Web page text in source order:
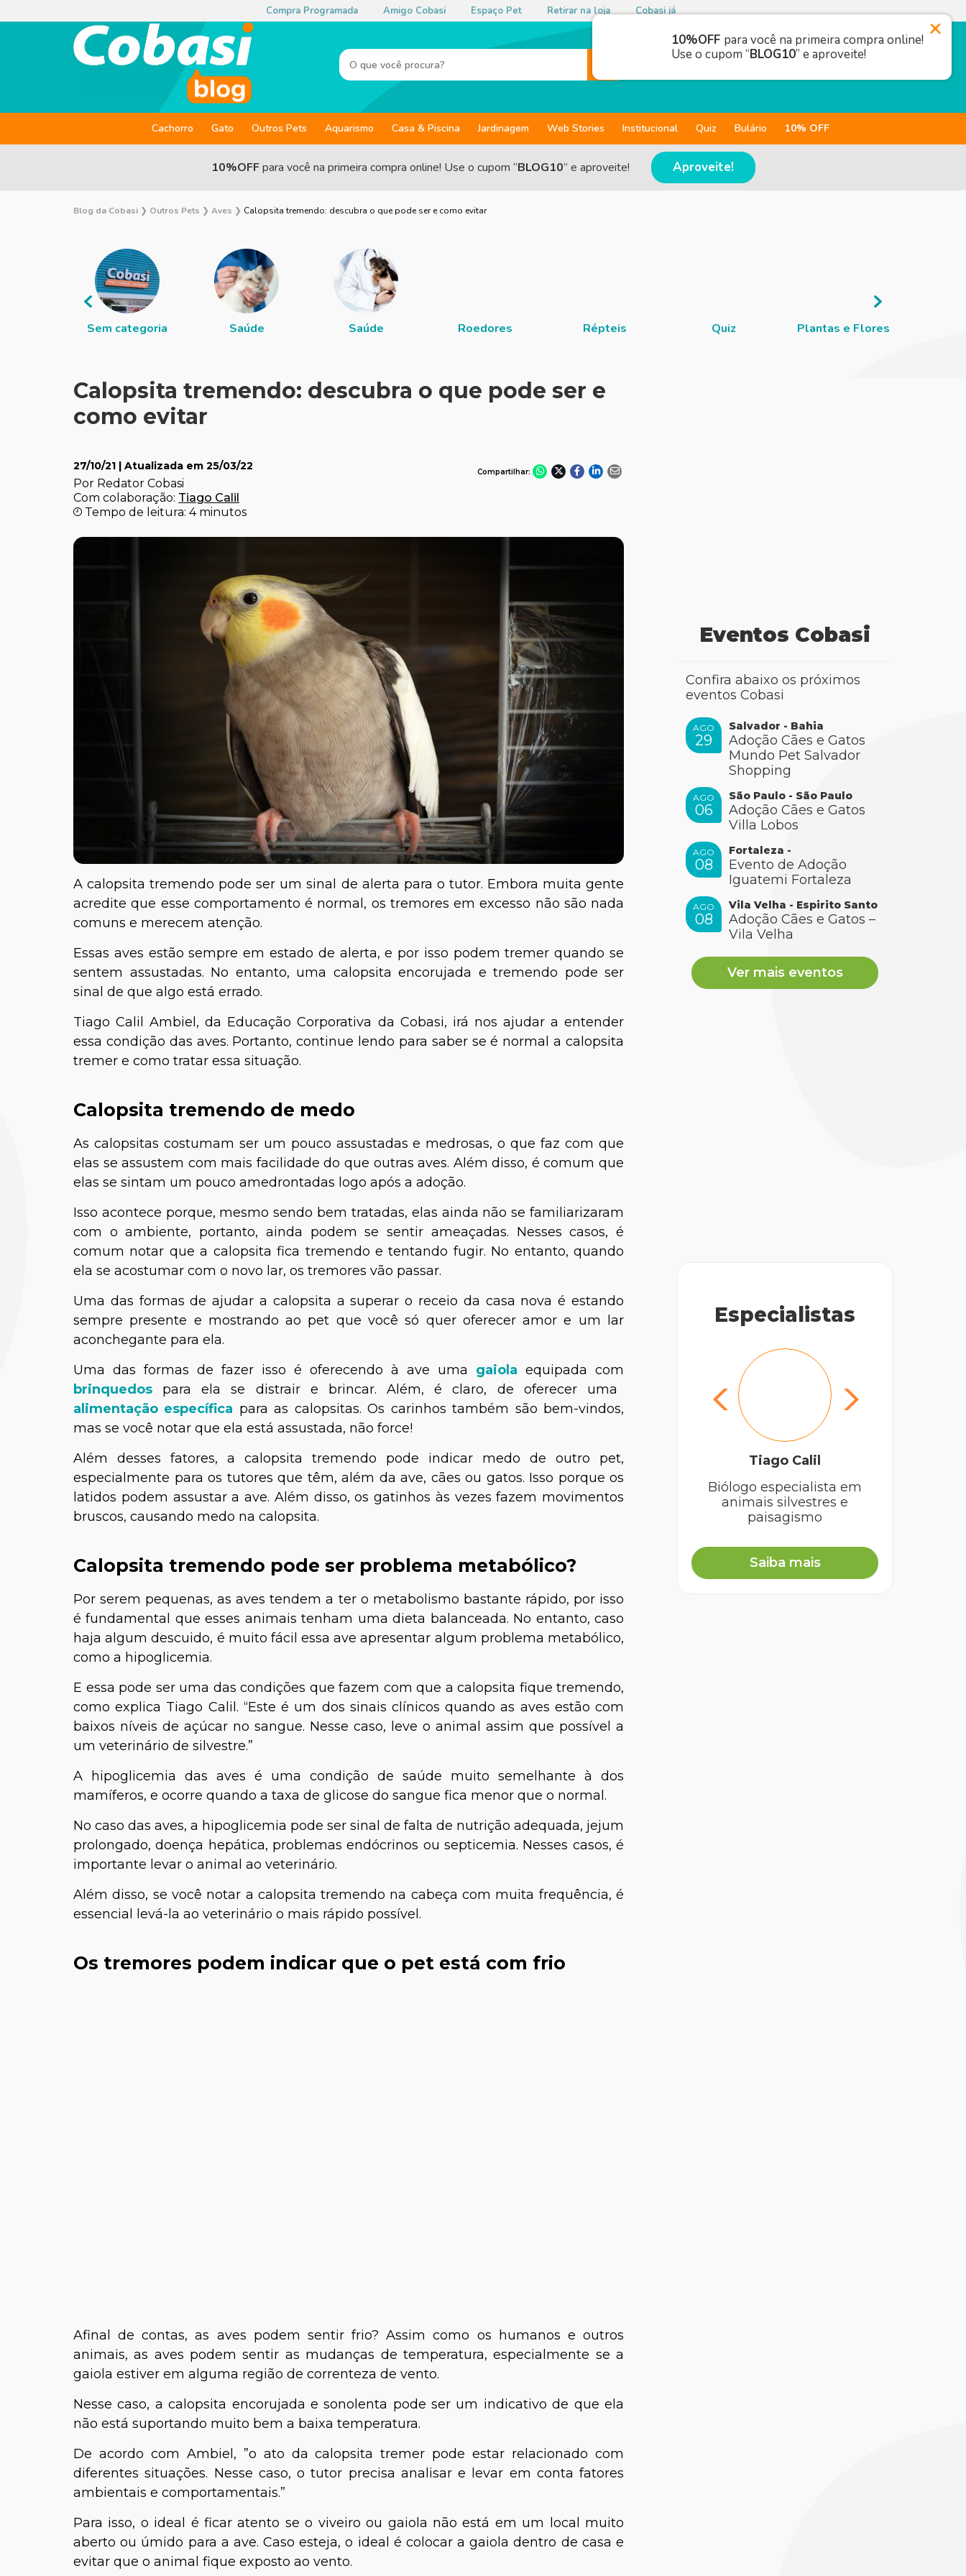
Compra Programada Amigo Cobasi Espaço Pet Retirar na loja Cobasi já
Cachorro Gato Outros Pets Aquarismo Casa & Piscina Jardinagem Web Stories Institucional Quiz Bulário 10% OFF
10%OFFpara você na primeira compra online! Use o cupom “BLOG10” e aproveite! Aproveite!
Blog da Cobasi ❯ Outros Pets ❯ Aves ❯ Calopsita tremendo: descubra o que pode ser e como evitar
Sem categoria Saúde Saúde Roedores Répteis Quiz Plantas e Flores
Calopsita tremendo: descubra o que pode ser e
como evitar
27/10/21 | Atualizada em 25/03/22
Por Redator Cobasi
Com colaboração: Tiago Calil
Tempo de leitura: 4 minutos
Compartilhar:
A calopsita tremendo pode ser um sinal de alerta para o tutor. Embora muita gente
acredite que esse comportamento é normal, os tremores em excesso não são nada
comuns e merecem atenção.
Essas aves estão sempre em estado de alerta, e por isso podem tremer quando se
sentem assustadas. No entanto, uma calopsita encorujada e tremendo pode ser
sinal de que algo está errado.
Tiago Calil Ambiel, da Educação Corporativa da Cobasi, irá nos ajudar a entender
essa condição das aves. Portanto, continue lendo para saber se é normal a calopsita
tremer e como tratar essa situação.
Calopsita tremendo de medo
As calopsitas costumam ser um pouco assustadas e medrosas, o que faz com que
elas se assustem com mais facilidade do que outras aves. Além disso, é comum que
elas se sintam um pouco amedrontadas logo após a adoção.
Isso acontece porque, mesmo sendo bem tratadas, elas ainda não se familiarizaram
com o ambiente, portanto, ainda podem se sentir ameaçadas. Nesses casos, é
comum notar que a calopsita fica tremendo e tentando fugir. No entanto, quando
ela se acostumar com o novo lar, os tremores vão passar.
Uma das formas de ajudar a calopsita a superar o receio da casa nova é estando
sempre presente e mostrando ao pet que você só quer oferecer amor e um lar
aconchegante para ela.
Uma das formas de fazer isso é oferecendo à ave uma gaiola equipada com
brinquedos para ela se distrair e brincar. Além, é claro, de oferecer uma
alimentação específica para as calopsitas. Os carinhos também são bem-vindos,
mas se você notar que ela está assustada, não force!
Além desses fatores, a calopsita tremendo pode indicar medo de outro pet,
especialmente para os tutores que têm, além da ave, cães ou gatos. Isso porque os
latidos podem assustar a ave. Além disso, os gatinhos às vezes fazem movimentos
bruscos, causando medo na calopsita.
Calopsita tremendo pode ser problema metabólico?
Por serem pequenas, as aves tendem a ter o metabolismo bastante rápido, por isso
é fundamental que esses animais tenham uma dieta balanceada. No entanto, caso
haja algum descuido, é muito fácil essa ave apresentar algum problema metabólico,
como a hipoglicemia.
E essa pode ser uma das condições que fazem com que a calopsita fique tremendo,
como explica Tiago Calil. “Este é um dos sinais clínicos quando as aves estão com
baixos níveis de açúcar no sangue. Nesse caso, leve o animal assim que possível a
um veterinário de silvestre.”
A hipoglicemia das aves é uma condição de saúde muito semelhante à dos
mamíferos, e ocorre quando a taxa de glicose do sangue fica menor que o normal.
No caso das aves, a hipoglicemia pode ser sinal de falta de nutrição adequada, jejum
prolongado, doença hepática, problemas endócrinos ou septicemia. Nesses casos, é
importante levar o animal ao veterinário.
Além disso, se você notar a calopsita tremendo na cabeça com muita frequência, é
essencial levá-la ao veterinário o mais rápido possível.
Os tremores podem indicar que o pet está com frio
Afinal de contas, as aves podem sentir frio? Assim como os humanos e outros
animais, as aves podem sentir as mudanças de temperatura, especialmente se a
gaiola estiver em alguma região de correnteza de vento.
Nesse caso, a calopsita encorujada e sonolenta pode ser um indicativo de que ela
não está suportando muito bem a baixa temperatura.
De acordo com Ambiel, ”o ato da calopsita tremer pode estar relacionado com
diferentes situações. Nesse caso, o tutor precisa analisar e levar em conta fatores
ambientais e comportamentais.”
Para isso, o ideal é ficar atento se o viveiro ou gaiola não está em um local muito
aberto ou úmido para a ave. Caso esteja, o ideal é colocar a gaiola dentro de casa e
evitar que o animal fique exposto ao vento.
Eventos Cobasi
Confira abaixo os próximos
eventos Cobasi
AGO
29
Salvador - Bahia
Adoção Cães e Gatos
Mundo Pet Salvador
Shopping
AGO
06
São Paulo - São Paulo
Adoção Cães e Gatos
Villa Lobos
AGO
08
Fortaleza -
Evento de Adoção
Iguatemi Fortaleza
AGO
08
Vila Velha - Espirito Santo
Adoção Cães e Gatos –
Vila Velha
Ver mais eventos
Especialistas
Pedro Giovannetti
Médico-veterinário
Claudio Soares
Biólogo Especialista em
Neurociências
Tiago Calil
Biólogo especialista em
animais silvestres e
paisagismo
Saiba mais
10%OFF para você na primeira compra online!
Use o cupom “BLOG10” e aproveite!